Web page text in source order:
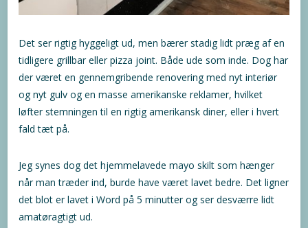
Det ser rigtig hyggeligt ud, men bærer stadig lidt præg af en
tidligere grillbar eller pizza joint. Både ude som inde. Dog har
der været en gennemgribende renovering med nyt interiør
og nyt gulv og en masse amerikanske reklamer, hvilket
løfter stemningen til en rigtig amerikansk diner, eller i hvert
fald tæt på.
Jeg synes dog det hjemmelavede mayo skilt som hænger
når man træder ind, burde have været lavet bedre. Det ligner
det blot er lavet i Word på 5 minutter og ser desværre lidt
amatøragtigt ud.